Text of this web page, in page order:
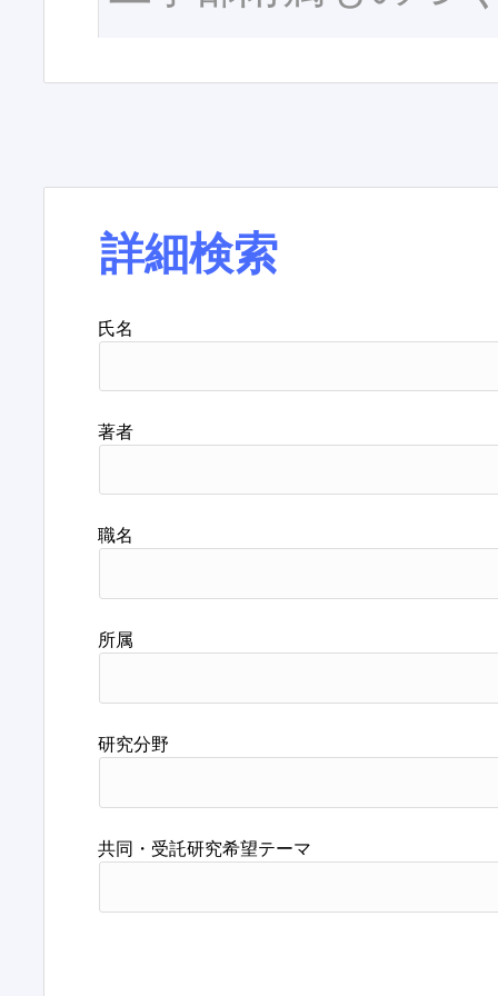
詳細検索
氏名
著者
職名
所属
研究分野
共同・受託研究希望テーマ